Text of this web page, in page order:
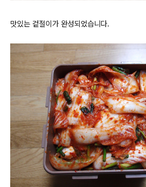
맛있는 겉절이가 완성되었습니다.